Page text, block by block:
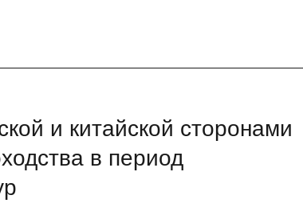
и китайской сторонами
в период